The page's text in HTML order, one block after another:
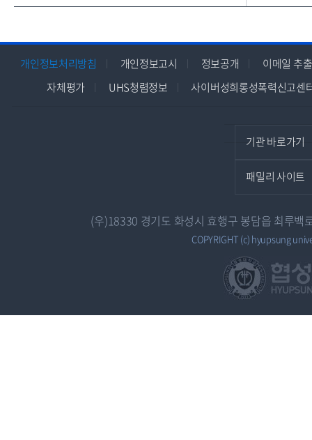
개인정보처리방침 개인정보고시 정보공개
이메일 추
자체평가
UHS청렴정보 사이버성희롱성폭력신고센
기관 바로가기
패밀리 사이트
(우)18330 경기도 화성시 효행구 봉담읍 최루
COPYRIGHT (c) hyupsung